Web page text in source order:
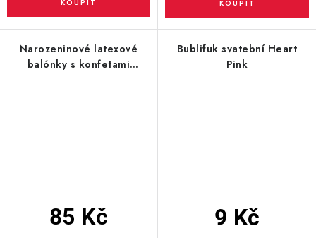
Narozeninové latexové
balónky s konfetami
85 Kč
Bublifuk svatební Heart
Pink
9 Kč